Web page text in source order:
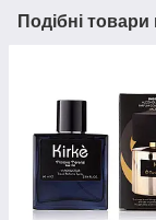
Подібні товари